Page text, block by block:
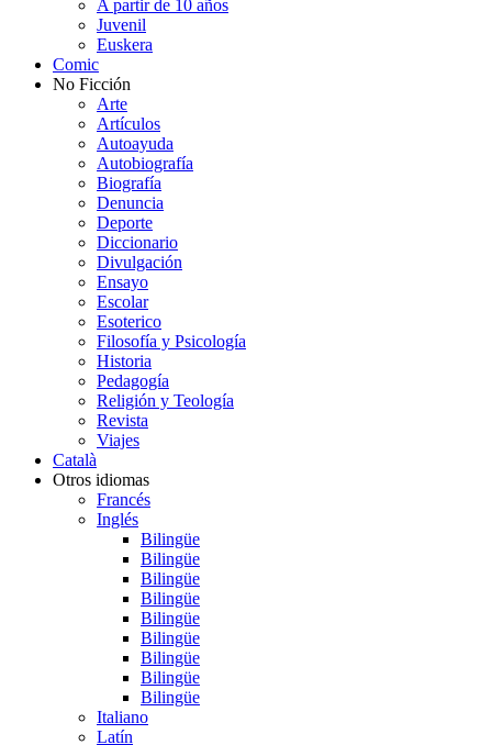
A partir de 10 años
Juvenil
Euskera
Comic
No Ficción
Arte
Artículos
Autoayuda
Autobiografía
Biografía
Denuncia
Deporte
Diccionario
Divulgación
Ensayo
Escolar
Esoterico
Filosofía y Psicología
Historia
Pedagogía
Religión y Teología
Revista
Viajes
Català
Otros idiomas
Francés
Inglés
Bilingüe
Bilingüe
Bilingüe
Bilingüe
Bilingüe
Bilingüe
Bilingüe
Bilingüe
Bilingüe
Italiano
Latín